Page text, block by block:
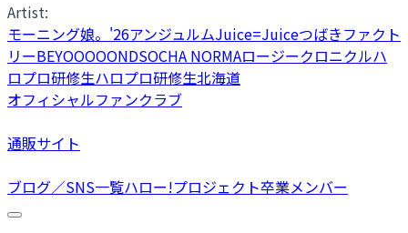
Artist:
モーニング娘。'26アンジュルムJuice=Juiceつばきファクト
リーBEYOOOOONDSOCHA NORMAロージークロニクルハ
ロプロ研修生ハロプロ研修生北海道
オフィシャルファンクラブ
通販サイト
ブログ／SNS一覧ハロー!プロジェクト卒業メンバー